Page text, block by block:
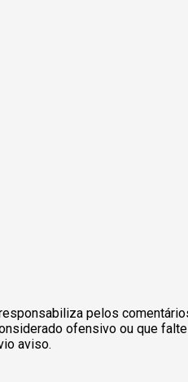
pelos
ofensivo ou que
aviso.